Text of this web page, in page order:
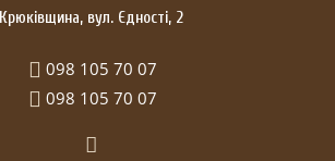
Крюківщина, вул. Єдності, 2
098 105 70 07
098 105 70 07